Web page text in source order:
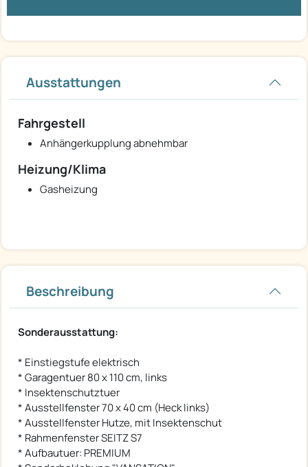
Ausstattungen
Fahrgestell
Anhängerkupplung abnehmbar
Heizung/Klima
Gasheizung
Beschreibung
Sonderausstattung:
* Einstiegstufe elektrisch
* Garagentuer 80 x 110 cm, links
* Insektenschutztuer
* Ausstellfenster 70 x 40 cm (Heck links)
* Ausstellfenster Hutze, mit Insektenschut
* Rahmenfenster SEITZ S7
* Aufbautuer: PREMIUM